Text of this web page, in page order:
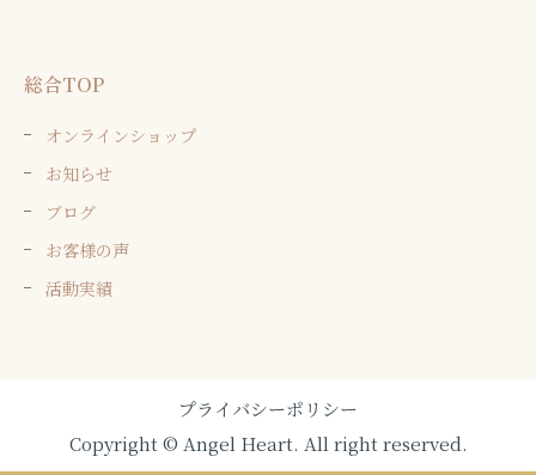
総合TOP
オンラインショップ
お知らせ
ブログ
お客様の声
活動実績
プライバシーポリシー
Copyright © Angel Heart. All right reserved.